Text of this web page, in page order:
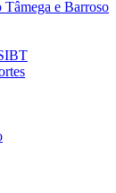
e Barroso